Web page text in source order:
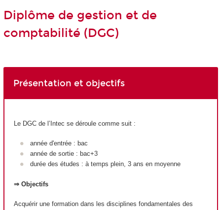
Diplôme de gestion et de
comptabilité (DGC)
Présentation et objectifs
Le DGC de l’Intec se déroule comme suit :
année d'entrée : bac
année de sortie : bac+3
durée des études : à temps plein, 3 ans en moyenne
⇒ Objectifs
Acquérir une formation dans les disciplines fondamentales des